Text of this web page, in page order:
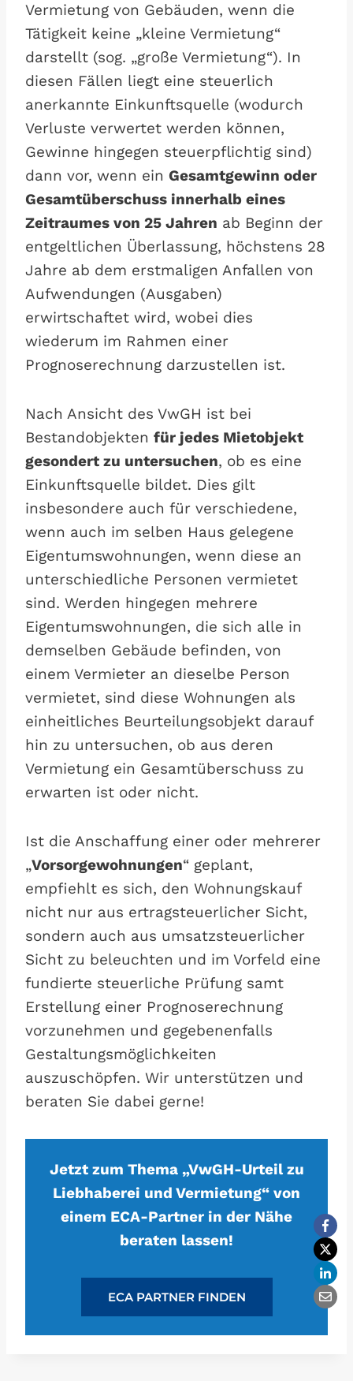
Vermietung von Gebäuden, wenn die
Tätigkeit keine „kleine Vermietung“
darstellt (sog. „große Vermietung“). In
diesen Fällen liegt eine steuerlich
anerkannte Einkunftsquelle (wodurch
Verluste verwertet werden können,
Gewinne hingegen steuerpflichtig sind)
dann vor, wenn ein Gesamtgewinn oder
Gesamtüberschuss innerhalb eines
Zeitraumes von 25 Jahren ab Beginn der
entgeltlichen Überlassung, höchstens 28
Jahre ab dem erstmaligen Anfallen von
Aufwendungen (Ausgaben)
erwirtschaftet wird, wobei dies
wiederum im Rahmen einer
Prognoserechnung darzustellen ist.
Nach Ansicht des VwGH ist bei
Bestandobjekten für jedes Mietobjekt
gesondert zu untersuchen, ob es eine
Einkunftsquelle bildet. Dies gilt
insbesondere auch für verschiedene,
wenn auch im selben Haus gelegene
Eigentumswohnungen, wenn diese an
unterschiedliche Personen vermietet
sind. Werden hingegen mehrere
Eigentumswohnungen, die sich alle in
demselben Gebäude befinden, von
einem Vermieter an dieselbe Person
vermietet, sind diese Wohnungen als
einheitliches Beurteilungsobjekt darauf
hin zu untersuchen, ob aus deren
Vermietung ein Gesamtüberschuss zu
erwarten ist oder nicht.
Ist die Anschaffung einer oder mehrerer
„Vorsorgewohnungen“ geplant,
empfiehlt es sich, den Wohnungskauf
nicht nur aus ertragsteuerlicher Sicht,
sondern auch aus umsatzsteuerlicher
Sicht zu beleuchten und im Vorfeld eine
fundierte steuerliche Prüfung samt
Erstellung einer Prognoserechnung
vorzunehmen und gegebenenfalls
Gestaltungsmöglichkeiten
auszuschöpfen. Wir unterstützen und
beraten Sie dabei gerne!
Jetzt zum Thema „VwGH-Urteil zu
Liebhaberei und Vermietung“ von
einem ECA-Partner in der Nähe
beraten lassen!
ECA PARTNER FINDEN